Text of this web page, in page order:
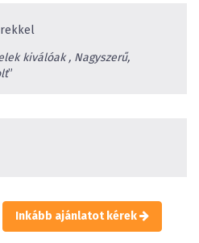
kiválóak , Nagyszerű,
”
Inkább ajánlatot kérek